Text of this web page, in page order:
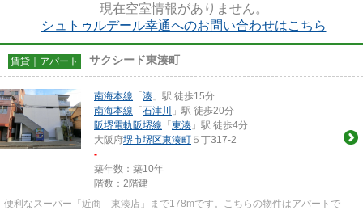
現在空室情報がありません。
シュトゥルデール幸通へのお問い合わせはこちら
賃貸｜アパート サクシード東湊町
南海本線 「 湊 」駅 徒歩15分
南海本線 「 石津川
」駅 徒歩20分
阪堺電軌阪堺線 「 東湊 」駅 徒歩4分
大阪府堺市堺区東湊町 ５丁317-2
-
築年数：築10年
階数：2階建
便利なスーパー「近商 東湊店」まで178mです。こちらの物件はアパートで